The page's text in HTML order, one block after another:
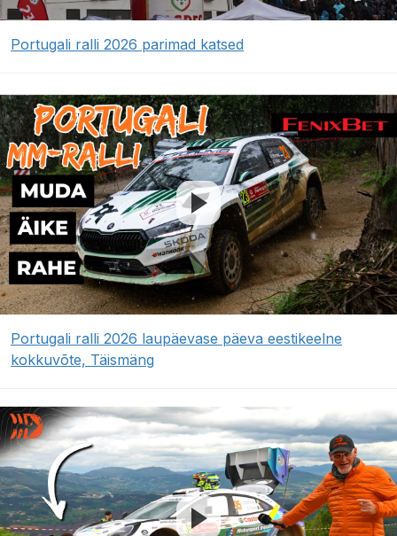
Portugali ralli 2026 parimad katsed
Portugali ralli 2026 laupäevase päeva eestikeelne
kokkuvõte, Täismäng